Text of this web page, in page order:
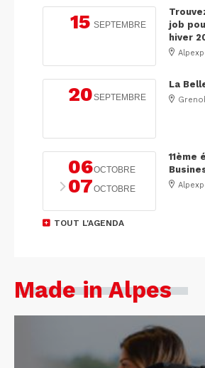
15 SEPTEMBRE
job
hiver
20SEPTEMBRE
La
06OCTOBRE
07OCTOBRE
11ème
TOUT L'AGENDA
Made in Alpes